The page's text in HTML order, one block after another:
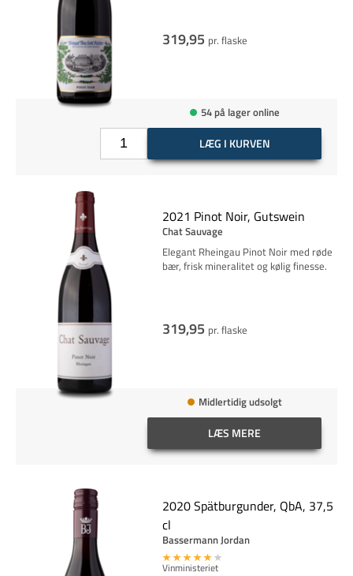
319,95 pr. flaske
54 på lager online
LÆG I KURVEN
2021 Pinot Noir, Gutswein
Chat Sauvage
Elegant Rheingau Pinot Noir med røde
bær, frisk mineralitet og kølig finesse.
319,95 pr. flaske
Midlertidig udsolgt
LÆS MERE
2020 Spätburgunder, QbA, 37,5
cl
Bassermann Jordan
Vinministeriet